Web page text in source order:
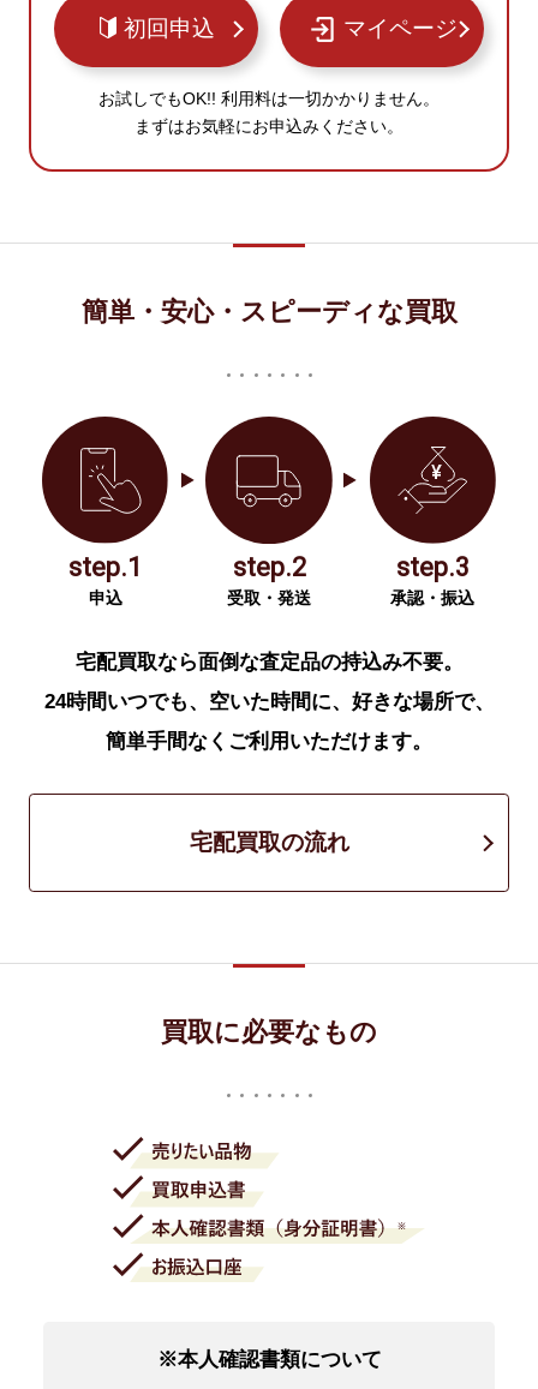
初回申込 マイページ
お試しでもOK!! 利用料は一切かかりません。
まずはお気軽にお申込みください。
簡単・安心・スピーディな買取
step.1
申込
step.2
受取・発送
step.3
承認・振込
宅配買取なら面倒な査定品の持込み不要。
24時間いつでも、空いた時間に、好きな場所で、
簡単手間なくご利用いただけます。
宅配買取の流れ
買取に必要なもの
※本人確認書類について